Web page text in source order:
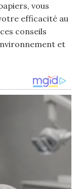
vous
efficacité au
conseils
et